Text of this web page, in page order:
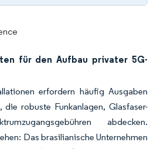
für den Aufbau privater 5G-
erfordern häufig Ausgaben
robuste Funkanlagen, Glasfaser-
abdecken.
Das brasilianische Unternehmen